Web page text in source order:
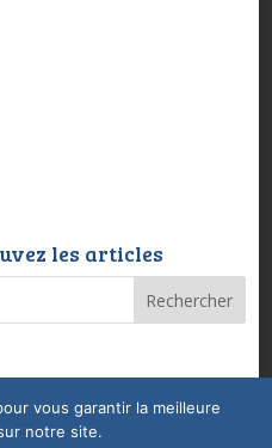
les articles
de confidentialité
vous garantir la meilleure
notre site.